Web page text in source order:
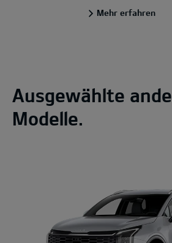
Mehr erfahren
Ausgewählte
Modelle.